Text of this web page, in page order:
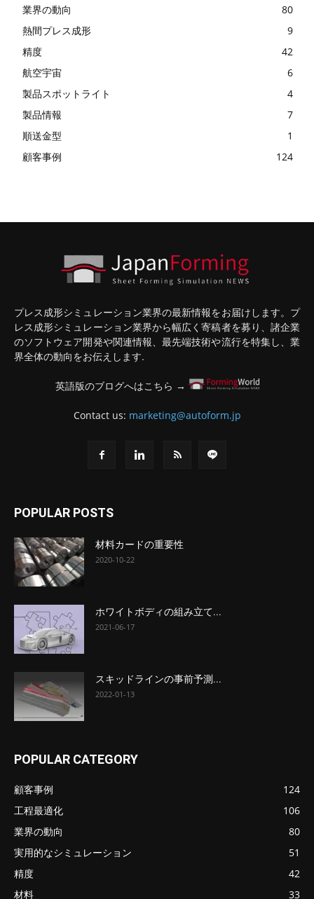
業界の動向
80
熱間プレス成形
9
精度
42
航空宇宙
6
製品スポットライト
4
製品情報
7
順送金型
1
顧客事例
124
プレス成形シミュレーション業界の最新情報をお届けします。プ
レス成形シミュレーション業界から幅広く寄稿者を募り、諸企業
のソフトウェア開発や関連情報、最先端技術や流行を特集し、業
界全体の動向をお伝えします.
英語版のブログへはこちら →
Contact us: marketing@autoform.jp
POPULAR POSTS
材料カードの重要性
2020-10-22
ホワイトボディの組み立て...
2021-06-17
スキッドラインの事前予測...
2022-01-13
POPULAR CATEGORY
顧客事例
124
工程最適化
106
業界の動向
80
実用的なシミュレーション
51
精度
42
材料
33